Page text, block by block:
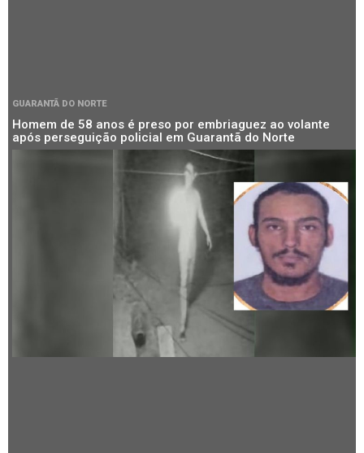
GUARANTÃ DO NORTE
Homem de 58 anos é preso por embriaguez ao volante
após perseguição policial em Guarantã do Norte